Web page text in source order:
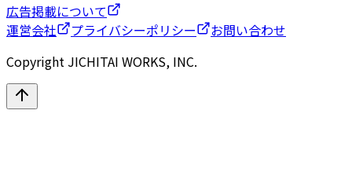
広告掲載について
運営会社
プライバシーポリシー
お問い合わせ
Copyright JICHITAI WORKS, INC.